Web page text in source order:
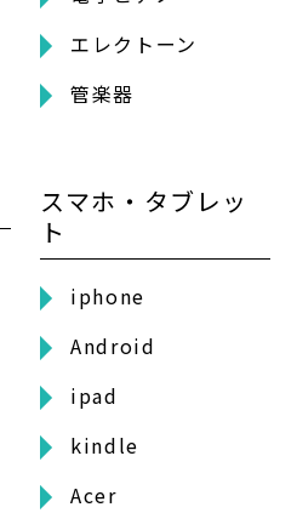
エレクトーン
管楽器
スマホ・タブレッ
ト
iphone
Android
ipad
kindle
Acer